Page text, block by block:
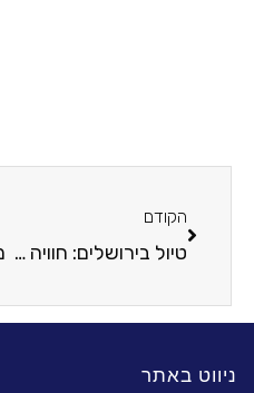
הקודם
טיול בירושלים: חוויה קסומה בין היסטוריה, תרבות ופינוק
ניווט באתר